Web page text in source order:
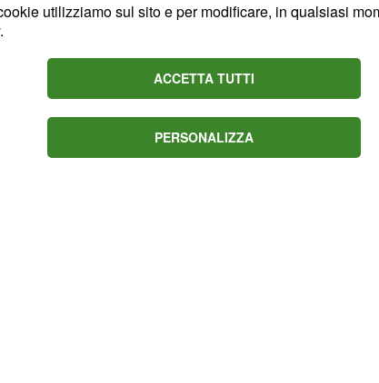
di lavoro si tutelano
lavorato in passato.
vero ovunque nel
nel giornalismo, dove i
che li tutelano,
utilizziamo sul sito e per modificare, in qualsiasi
.
ACCETTA TUTTI
PERSONALIZZA